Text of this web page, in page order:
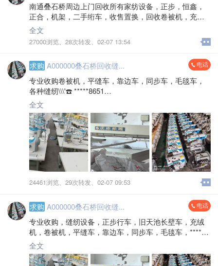
南通叠石桥周边上门回收所有家纺设备，正步，恒鑫，
正合，机架，二手绗车，收售置换，回收卷被机，充绒
机，输棉机，收家纺厂平缝车，各种缝纫设备，诚接大
型厂房报废的二手的机器，清厂物资，等设备回收业
务，（出售全新，二手充绒机，上料机，卷被机，平缝
4 天前
全文
27000浏览、 28次转发、 02-07 13:54
求购 A000000叠石桥回收缝... 电话
专业收购卷被机，平缝车，靠边车，同步车，毛毯车，
各种缝纫\\\'☎️ *****8651
全文
24461浏览、 29次转发、 02-07 09:53
求购 A000000叠石桥回收缝... 电话
专业收购，缝纫设备，正步行车，旧天池长壁车，充绒
机，卷被机，平缝车，靠边车，同步车，毛毯车，*****8
651
全文